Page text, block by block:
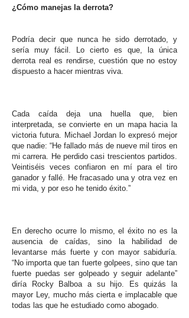
¿Cómo manejas la derrota?
Podría decir que nunca he sido derrotado, y
sería muy fácil. Lo cierto es que, la única
derrota real es rendirse, cuestión que no estoy
dispuesto a hacer mientras viva.
Cada caída deja una huella que, bien
interpretada, se convierte en un mapa hacia la
victoria futura. Michael Jordan lo expresó mejor
que nadie: “He fallado más de nueve mil tiros en
mi carrera. He perdido casi trescientos partidos.
Veintiséis veces confiaron en mí para el tiro
ganador y fallé. He fracasado una y otra vez en
mi vida, y por eso he tenido éxito.”
En derecho ocurre lo mismo, el éxito no es la
ausencia de caídas, sino la habilidad de
levantarse más fuerte y con mayor sabiduría.
“No importa que tan fuerte golpees, sino que tan
fuerte puedas ser golpeado y seguir adelante”
diría Rocky Balboa a su hijo. Es quizás la
mayor Ley, mucho más cierta e implacable que
todas las que he estudiado como abogado.